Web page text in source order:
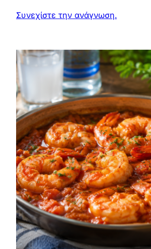
Συνεχίστε την ανάγνωση.